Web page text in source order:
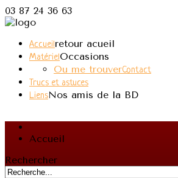
03 87 24 36 63
Accueilretour acueil
MatérielOccasions
Contact
Ou me trouver
Trucs et astuces
LiensNos amis de la BD
Accueil
Rechercher